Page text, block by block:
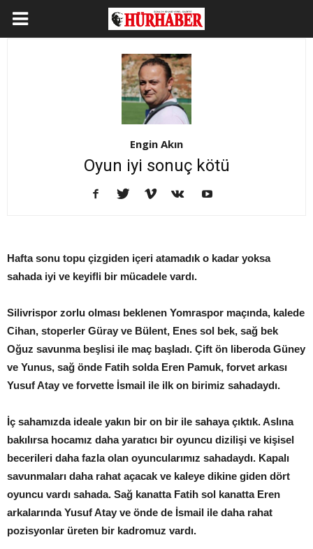
Engin Akın
Oyun iyi sonuç kötü
Hafta sonu topu çizgiden içeri atamadık o kadar yoksa
sahada iyi ve keyifli bir mücadele vardı.
Silivrispor zorlu olması beklenen Yomraspor maçında, kalede
Cihan, stoperler Güray ve Bülent, Enes sol bek, sağ bek
Oğuz savunma beşlisi ile maç başladı. Çift ön liberoda Güney
ve Yunus, sağ önde Fatih solda Eren Pamuk, forvet arkası
Yusuf Atay ve forvette İsmail ile ilk on birimiz sahadaydı.
İç sahamızda ideale yakın bir on bir ile sahaya çıktık. Aslına
bakılırsa hocamız daha yaratıcı bir oyuncu dizilişi ve kişisel
becerileri daha fazla olan oyuncularımız sahadaydı. Kapalı
savunmaları daha rahat açacak ve kaleye dikine giden dört
oyuncu vardı sahada. Sağ kanatta Fatih sol kanatta Eren
arkalarında Yusuf Atay ve önde de İsmail ile daha rahat
pozisyonlar üreten bir kadromuz vardı.